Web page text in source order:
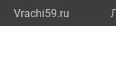
Vrachi59.ru